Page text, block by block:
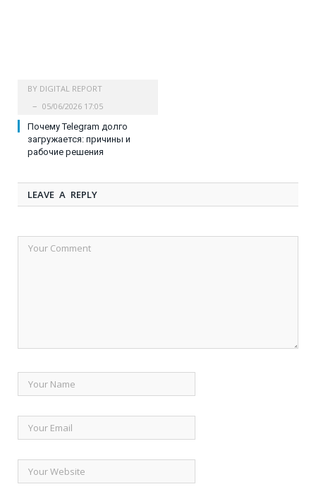
BY DIGITAL REPORT
05/06/2026 17:05
Почему Telegram долго
загружается: причины и
рабочие решения
LEAVE A REPLY